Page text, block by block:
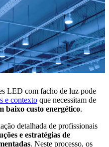
LED com facho de luz pode
e contexto que necessitam de
baixo custo energético.
detalhada de profissionais
e estratégias de
. Neste processo, os